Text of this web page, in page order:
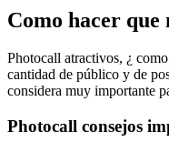
Como hacer
Photocall atractivos, ¿
cantidad de público y de
considera muy importante
Photocall consejos